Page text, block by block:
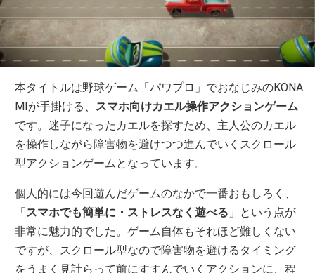
本タイトルは野球ゲーム「パワプロ」でおなじみのKONA
MIが手掛ける、 スマホ向けカエル操作アクションゲーム
です。迷子になったカエルを探すため、主人公のカエル
を操作しながら障害物を避けつつ進んでいくスクロール
型アクションゲームとなっています。
個人的には今回遊んだゲームのなかで一番おもしろく、
「スマホでも簡単に・ストレスなく遊べる 」という点が
非常に魅力的でした。ゲーム自体もそれほど難しくない
ですが、スクロール型なので障害物を避けるタイミング
をうまく見計らって前にすすんでいくアクションに、程